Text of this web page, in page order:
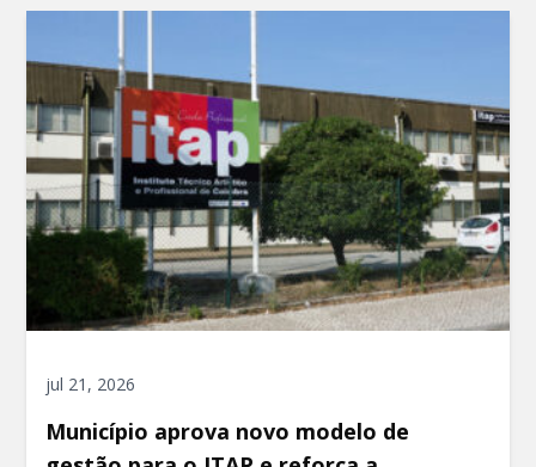
jul 21, 2026
Município aprova novo modelo de